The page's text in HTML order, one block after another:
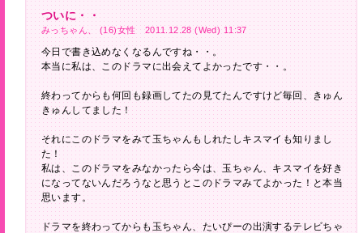
ついに・・
みっちゃん、 (16)女性 2011.12.28 (Wed) 11:37
今日で書き込めなくなるんですね・・。
本当に私は、このドラマに出会えてよかったです・・。
終わってからも何回も録画してたの見てたんですけど毎回、きゅん
きゅんしてました！
それにこのドラマをみて玉ちゃんもしれたしキスマイも知りまし
た！
私は、このドラマをみなかったら今は、玉ちゃん、キスマイを好き
になってないんだろうなと思うとこのドラマみてよかった！と本当
思います。
ドラマを終わってからも玉ちゃん、たいぴーの出演するテレビちゃ